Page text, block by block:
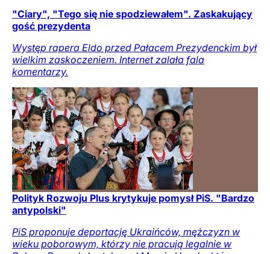
"Ciary", "Tego się nie spodziewałem". Zaskakujący
gość prezydenta
Występ rapera Eldo przed Pałacem Prezydenckim był
wielkim zaskoczeniem. Internet zalała fala
komentarzy.
Polityk Rozwoju Plus krytykuje pomysł PiS. "Bardzo
antypolski"
PiS proponuje deportację Ukraińców, mężczyzn w
wieku poborowym, którzy nie pracują legalnie w